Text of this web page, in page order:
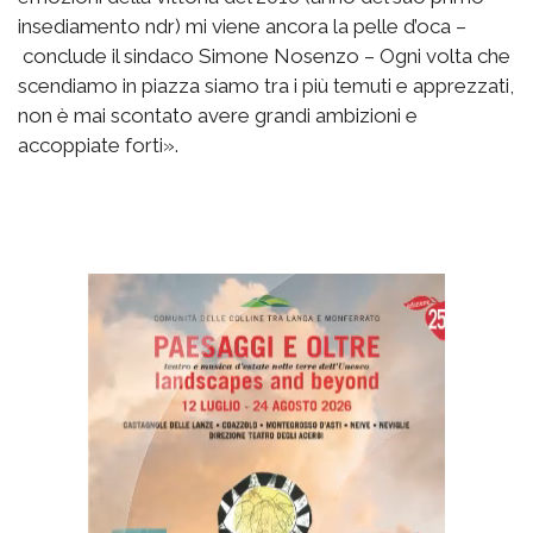
insediamento ndr) mi viene ancora la pelle d’oca –
conclude il sindaco Simone Nosenzo – Ogni volta che
scendiamo in piazza siamo tra i più temuti e apprezzati,
non è mai scontato avere grandi ambizioni e
accoppiate forti».